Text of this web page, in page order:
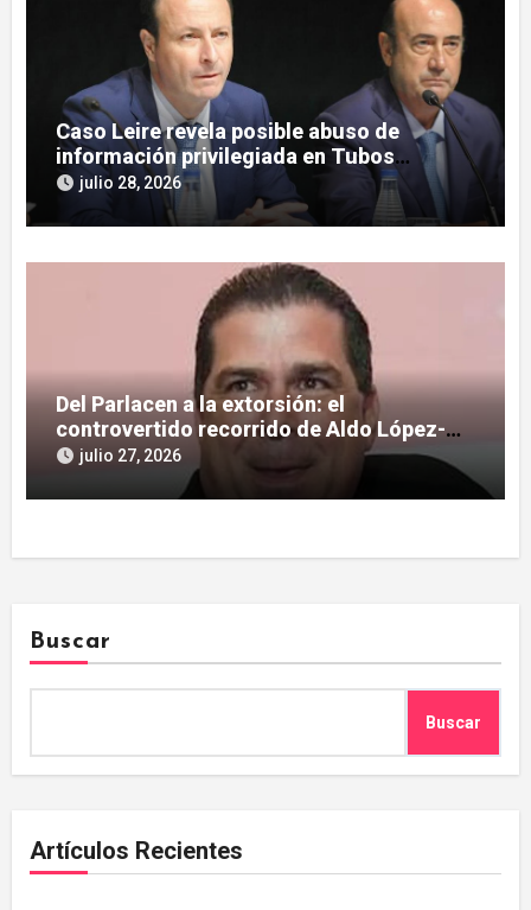
Caso Leire revela posible abuso de
información privilegiada en Tubos
Reunidos con López de las Heras
julio 28, 2026
Del Parlacen a la extorsión: el
controvertido recorrido de Aldo López-
Tirone
julio 27, 2026
Buscar
Buscar
Artículos Recientes